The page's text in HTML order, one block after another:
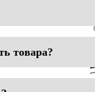
товара?